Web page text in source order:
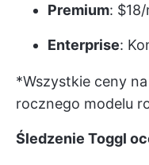
Premium:
Enterprise:
*Wszystkie ceny
rocznego modelu
Śledzenie Toggl